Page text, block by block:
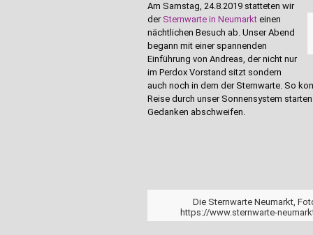
Am Samstag, 24.8.2019 statteten wir
der Sternwarte in Neumarkteinen
nächtlichen Besuch ab. Unser Abend
begann mit einer spannenden
Einführung von Andreas, der nicht nur
im Perdox Vorstand sitzt sondern
auch noch in dem der Sternwarte. So
Reise durch unser Sonnensystem
Gedanken abschweifen.
Die Sternwarte Neumarkt,
https://www.sternwarte-